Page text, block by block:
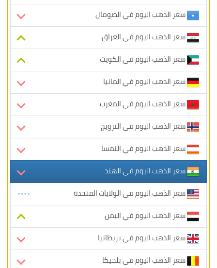
سعر الذهب اليوم في الصومال
سعر الذهب اليوم في العراق
سعر الذهب اليوم في الكويت
سعر الذهب اليوم في المانيا
سعر الذهب اليوم في المغرب
سعر الذهب اليوم في النرويج
سعر الذهب اليوم في النمسا
سعر الذهب اليوم في الهند
سعر الذهب اليوم في الولايات المتحدة
سعر الذهب اليوم في اليمن
سعر الذهب اليوم في بريطانيا
سعر الذهب اليوم في بلجيكا